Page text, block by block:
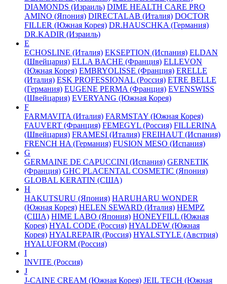
DIAMONDS (Израиль) DIME HEALTH CARE PRO
AMINO (Япония) DIRECTALAB (Италия) DOCTOR
FILLER (Южная Корея) DR.HAUSCHKA (Германия)
DR.KADIR (Израиль)
E
ECHOSLINE (Италия) EKSEPTION (Испания) ELDAN
(Швейцария) ELLA BACHE (Франция) ELLEVON
(Южная Корея) EMBRYOLISSE (Франция) ERELLE
(Италия) ESK PROFESSIONAL (Россия) ETRE BELLE
(Германия) EUGENE PERMA (Франция) EVENSWISS
(Швейцария) EVERYANG (Южная Корея)
F
FARMAVITA (Италия) FARMSTAY (Южная Корея)
FAUVERT (Франция) FEMEGYL (Россия) FILLERINA
(Швейцария) FRAMESI (Италия) FREIHAUT (Испания)
FRENCH HA (Германия) FUSION MESO (Испания)
G
GERMAINE DE CAPUCCINI (Испания) GERNETIK
(Франция) GHC PLACENTAL COSMETIC (Япония)
GLOBAL KERATIN (США)
H
HAKUTSURU (Япония) HARUHARU WONDER
(Южная Корея) HELEN SEWARD (Италия) HEMPZ
(США) HIME LABO (Япония) HONEYFILL (Южная
Корея) HYAL CODE (Россия) HYALDEW (Южная
Корея) HYALREPAIR (Россия) HYALSTYLE (Австрия)
HYALUFORM (Россия)
I
INVITE (Россия)
J
J-CAINE CREAM (Южная Корея) JEIL TECH (Южная